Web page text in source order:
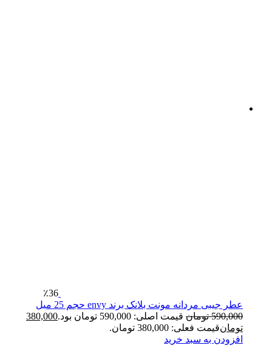
٪36
عطر جیبی مردانه مونت بلانک برند envy حجم 25 میل
590,000 تومان قیمت اصلی: 590,000 تومان بود.
380,000
تومانقیمت فعلی: 380,000 تومان.
افزودن به سبد خرید